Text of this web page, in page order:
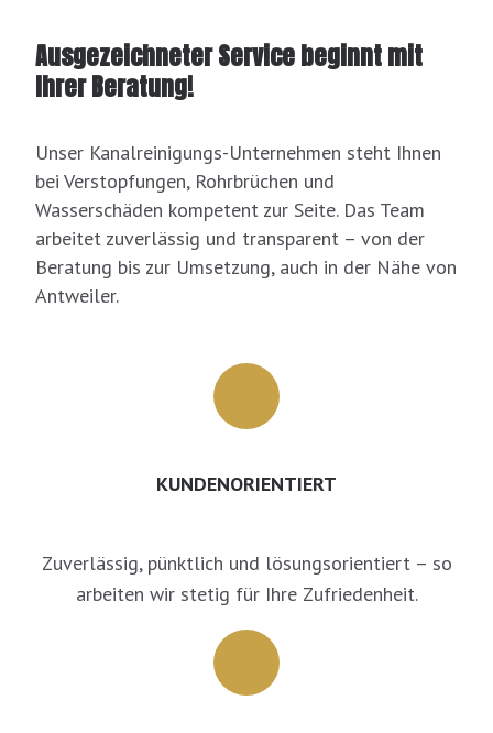
Ausgezeichneter Service beginnt mit
Ihrer Beratung!
Unser Kanalreinigungs-Unternehmen steht Ihnen
bei Verstopfungen, Rohrbrüchen und
Wasserschäden kompetent zur Seite. Das Team
arbeitet zuverlässig und transparent – von der
Beratung bis zur Umsetzung, auch in der Nähe von
Antweiler.
KUNDENORIENTIERT
Zuverlässig, pünktlich und lösungsorientiert – so
arbeiten wir stetig für Ihre Zufriedenheit.